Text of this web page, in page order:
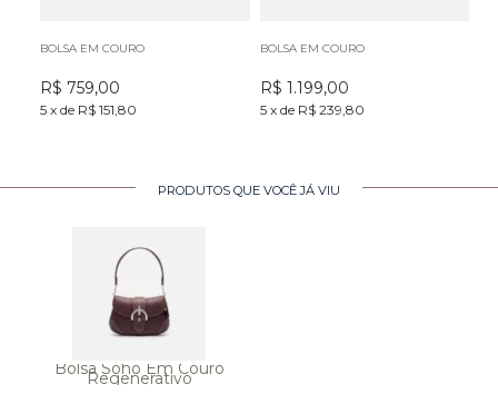
BOLSA EM COURO
R$ 759,00
5 x de R$ 151,80
BOLSA EM COURO
R$ 1.199,00
5 x de R$ 239,80
PRODUTOS QUE VOCÊ JÁ VIU
Bolsa Soho Em Couro
Regenerativo